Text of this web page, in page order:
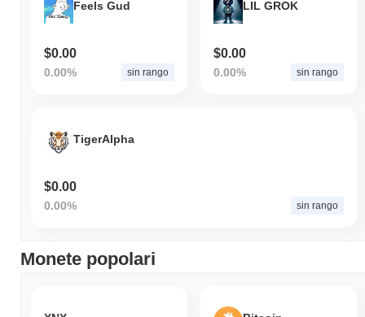
Feels Gud
$0.00
0.00% sin rango
LIL GROK
$0.00
0.00% sin rango
TigerAlpha
$0.00
0.00% sin rango
Monete popolari